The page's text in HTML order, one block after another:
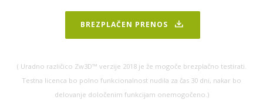
BREZPLAČEN PRENOS
( Uradno različico Zw3D™ verzije 2018 je že mogoče brezplačno testirati.
Testna licenca bo polno funkcionalnost nudila za čas 30 dni, nakar bo
delovanje določenim funkcijam onemogočeno.)